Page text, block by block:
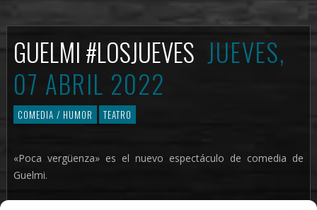
GUELMI #LOSJUEVES JUEVES,
07 ABRIL 2022
COMEDIA / HUMOR TEATRO
«Poca vergüenza» es el nuevo espectáculo de comedia de
Guelmi.